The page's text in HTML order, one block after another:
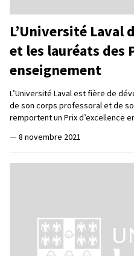
L’Université Laval
et les lauréats des
enseignement
L’Université Laval est fière de
de son corps professoral et de
remportent un Prix d’excellence
— 8 novembre 2021